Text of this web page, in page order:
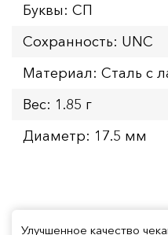
Буквы: СП
Сохранность: UNC
Материал: Сталь с
Вес: 1.85 г
Диаметр: 17.5 мм
Улучшенное качество